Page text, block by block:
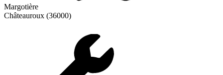
Margotière
Châteauroux (36000)